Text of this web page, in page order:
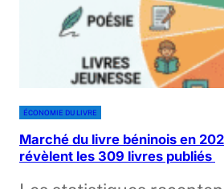
ÉCONOMIE DU LIVRE
Marché du livre béninois en
révèlent les 309 livres publiés